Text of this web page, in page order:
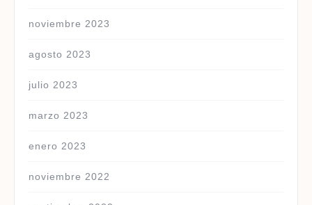
noviembre 2023
agosto 2023
julio 2023
marzo 2023
enero 2023
noviembre 2022